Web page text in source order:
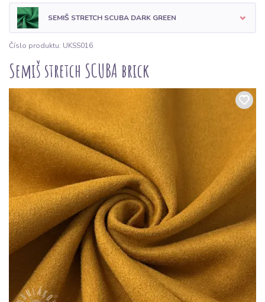
SEMIŠ STRETCH SCUBA DARK GREEN
Číslo produktu: UKSS016
Semiš stretch SCUBA brick